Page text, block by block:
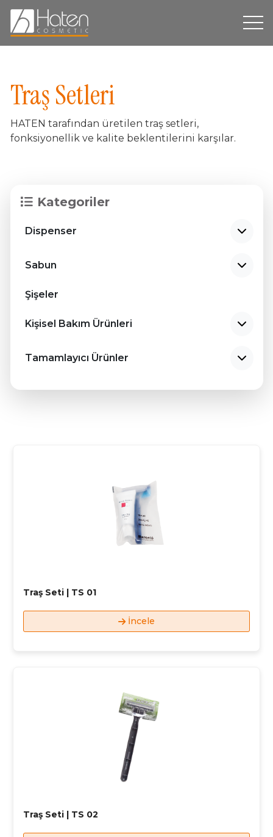
Üretim
Dispenser
Sürdürülebilirlik
İletişim
TR
RU
Traş Setleri
HATEN tarafından üretilen traş setleri,
fonksiyonellik ve kalite beklentilerini karşılar.
Kategoriler
Dispenser
Sabun
Şişeler
Kişisel Bakım Ürünleri
Tamamlayıcı Ürünler
Traş Seti | TS 01
İncele
Traş Seti | TS 02